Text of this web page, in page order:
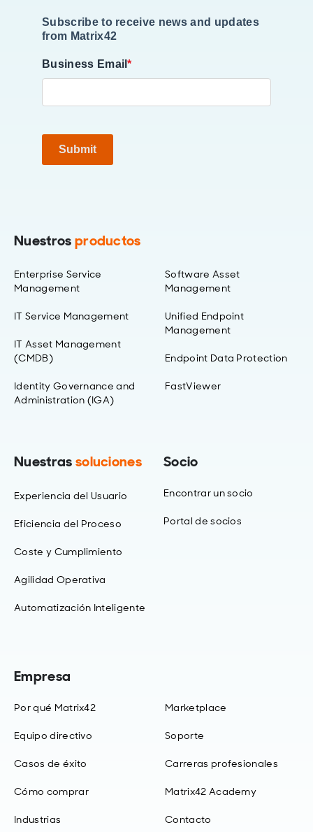
Subscribe to receive news and updates
from Matrix42
Business Email*
Submit
Nuestrosproductos
Enterprise Service
Management
IT Service Management
IT Asset Management
(CMDB)
Identity Governance and
Administration (IGA)
Software Asset
Management
Unified Endpoint
Management
Endpoint Data Protection
FastViewer
Nuestrassoluciones
Experiencia del Usuario
Eficiencia del Proceso
Coste y Cumplimiento
Agilidad Operativa
Automatización Inteligente
Empresa
Por qué Matrix42
Equipo directivo
Casos de éxito
Cómo comprar
Industrias
Marketplace
Soporte
Carreras profesionales
Matrix42 Academy
Contacto
Socio
Encontrar un socio
Portal de socios